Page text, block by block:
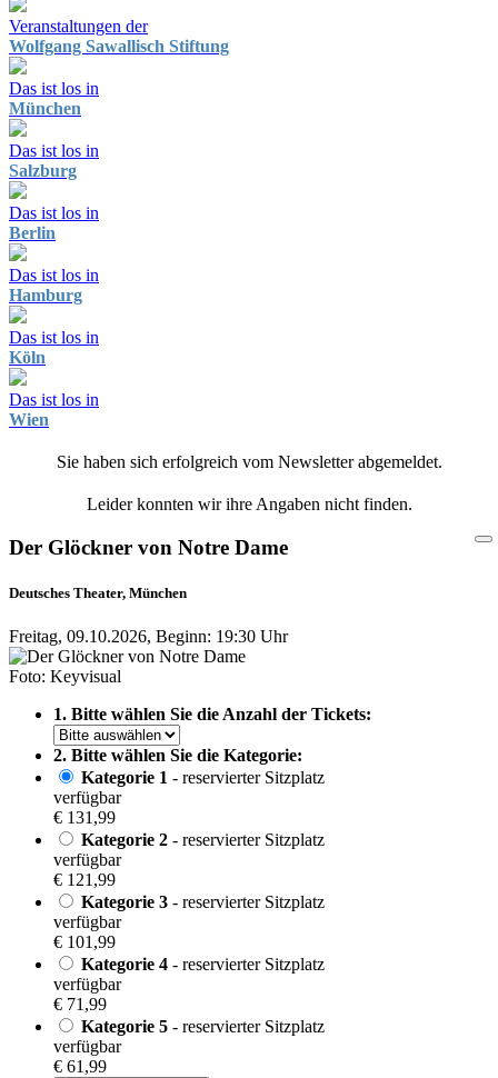
Veranstaltungen der
Wolfgang Sawallisch Stiftung
Das ist los in
München
Das ist los in
Salzburg
Das ist los in
Berlin
Das ist los in
Hamburg
Das ist los in
Köln
Das ist los in
Wien
Sie haben sich erfolgreich vom Newsletter abgemeldet.
Leider konnten wir ihre Angaben nicht finden.
Der Glöckner von Notre Dame
Deutsches Theater, München
Freitag, 09.10.2026, Beginn: 19:30 Uhr
Foto: Keyvisual
1. Bitte wählen Sie die Anzahl der Tickets:
2. Bitte wählen Sie die Kategorie:
Kategorie 1 - reservierter Sitzplatz
verfügbar
€ 131,99
Kategorie 2 - reservierter Sitzplatz
verfügbar
€ 121,99
Kategorie 3 - reservierter Sitzplatz
verfügbar
€ 101,99
Kategorie 4 - reservierter Sitzplatz
verfügbar
€ 71,99
Kategorie 5 - reservierter Sitzplatz
verfügbar
€ 61,99